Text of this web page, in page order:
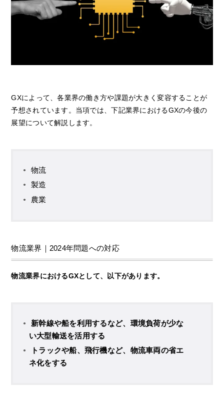
GXによって、各業界の働き方や課題が大きく変容することが
予想されています。当項では、下記業界におけるGXの今後の
展望について解説します。
物流
製造
農業
物流業界｜2024年問題への対応
物流業界におけるGXとして、以下があります。
新幹線や船を利用するなど、環境負荷が少な
い大型輸送を活用する
トラックや船、飛行機など、物流車両の省エ
ネ化をする